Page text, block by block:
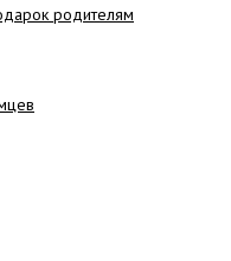
родителям